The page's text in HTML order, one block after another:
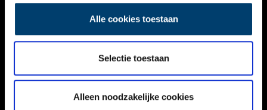
Alle cookies toestaan
Selectie toestaan
Alleen noodzakelijke cookies
TOEGANKELIJKHEID
Volg ONH op social media